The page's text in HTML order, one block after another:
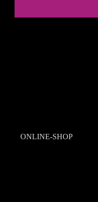
ONLINE-SHOP